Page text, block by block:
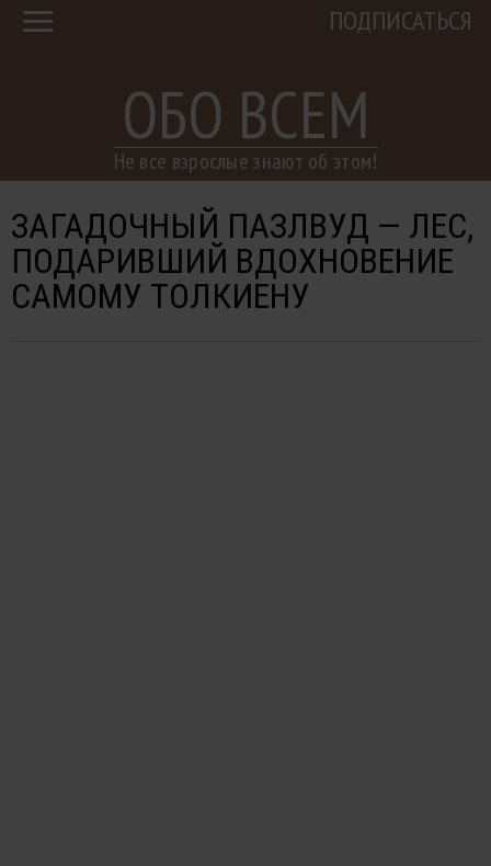
ОБО ВСЕМ
Не все взрослые знают об этом!
ПОДПИСАТЬСЯ
ЗАГАДОЧНЫЙ ПАЗЛВУД — ЛЕС,
ПОДАРИВШИЙ ВДОХНОВЕНИЕ
САМОМУ ТОЛКИЕНУ